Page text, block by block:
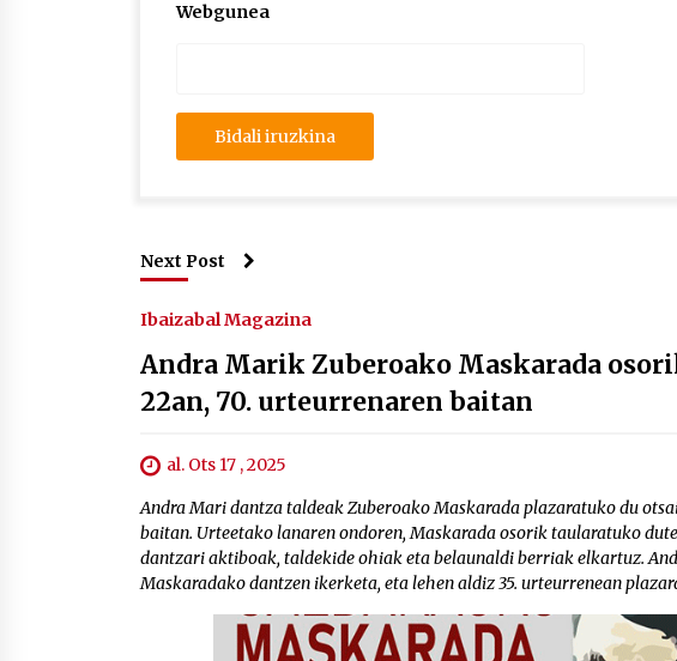
Webgunea
Next Post
Ibaizabal Magazina
Andra Marik Zuberoako Maskarada
22an, 70. urteurrenaren baitan
al. Ots 17 , 2025
Andra Mari dantza taldeak Zuberoako Maskarada plazaratuko du
baitan. Urteetako lanaren ondoren, Maskarada osorik taularatuko
dantzari aktiboak, taldekide ohiak eta belaunaldi berriak elkartuz.
Maskaradako dantzen ikerketa, eta lehen aldiz 35. urteurrenean